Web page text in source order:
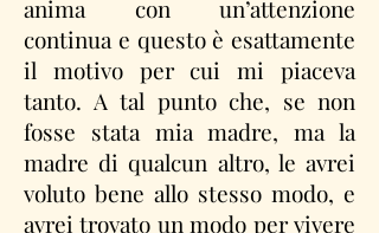
anima con un’attenzione
continua e questo è esattamente
il motivo per cui mi piaceva
tanto. A tal punto che, se non
fosse stata mia madre, ma la
madre di qualcun altro, le avrei
voluto bene allo stesso modo, e
avrei trovato un modo per vivere